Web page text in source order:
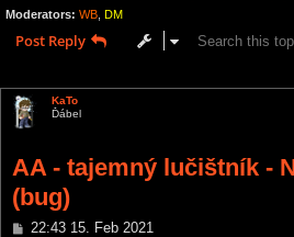
Moderators: WB DM
Post Reply
KaTo
Ďábel
AA - tajemný lučištník -
(bug)
P22:43 15. Feb 2021